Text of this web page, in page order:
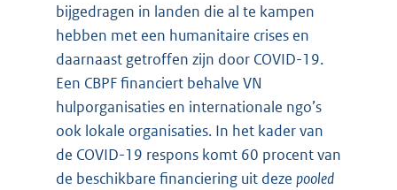
bijgedragen in landen die al te kampen
hebben met een humanitaire crises en
daarnaast getroffen zijn door COVID-19.
Een CBPF financiert behalve VN
hulporganisaties en internationale ngo’s
ook lokale organisaties. In het kader van
de COVID-19 respons komt 60 procent van
de beschikbare financiering uit deze pooled